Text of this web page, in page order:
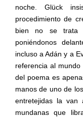
noche. Glück
procedimiento de
bien no se trata
poniéndonos
incluso a Adán y a
referencia al
del poema es
manos de uno de
entretejidas la van
mundanas que